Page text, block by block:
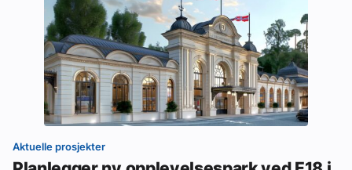
Aktuelle prosjekter